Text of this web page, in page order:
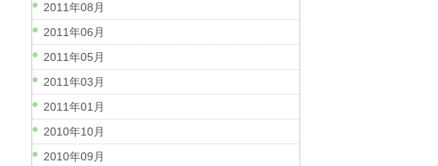
2011年08月
2011年06月
2011年05月
2011年03月
2011年01月
2010年10月
2010年09月